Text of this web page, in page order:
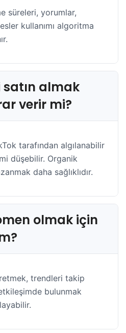
süreleri, yorumlar,
kullanımı algoritma
almak
verir mi?
tarafından algılanabilir
düşebilir. Organik
daha sağlıklıdır.
olmak için
trendleri takip
bulunmak